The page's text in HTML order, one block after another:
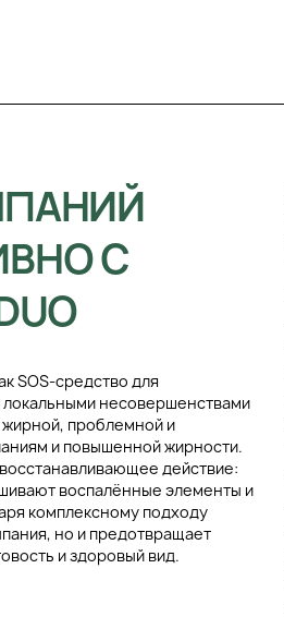
С
SOS-средство для
несовершенствами
проблемной и
и повышенной жирности.
действие:
воспалённые элементы и
комплексному подходу
но и предотвращает
и здоровый вид.